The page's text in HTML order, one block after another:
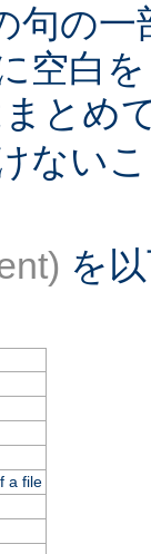
句の
空白
とめ
ない
を
a file